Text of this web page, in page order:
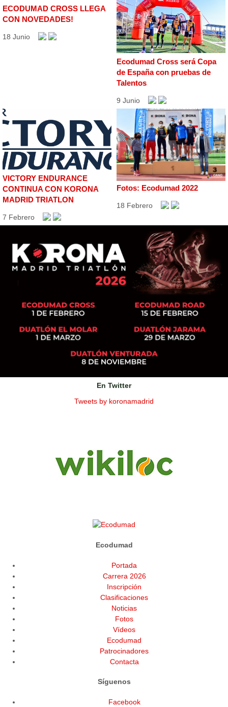
ECODUMAD CROSS LLEGA
CON NOVEDADES!
18 Junio
Ecodumad Cross será Copa
de España con pruebas de
Talentos
9 Junio
VICTORY ENDURANCE
CONTINUA CON KORONA
MADRID TRIATLON
7 Febrero
Fotos: Ecodumad 2022
18 Febrero
En Twitter
Tweets by koronamadrid
Ecodumad
Portada
Carrera 2026
Inscripción
Clasificaciones
Noticias
Fotos
Vídeos
Ecodumad
Patrocinadores
Contacta
Síguenos
Facebook